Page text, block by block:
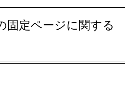
固定ページに関する